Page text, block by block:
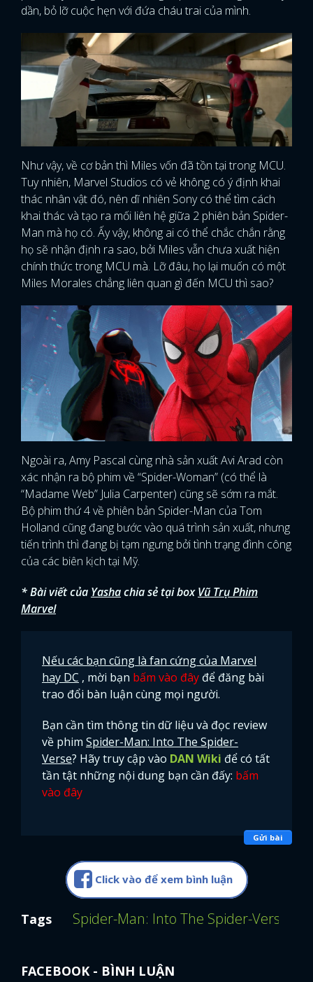
dần, bỏ lỡ cuộc hẹn với đứa cháu trai của mình.
Như vậy, về cơ bản thì Miles vốn đã tồn tại trong MCU.
Tuy nhiên, Marvel Studios có vẻ không có ý định khai
thác nhân vật đó, nên dĩ nhiên Sony có thể tìm cách
khai thác và tạo ra mối liên hệ giữa 2 phiên bản Spider-
Man mà họ có. Ấy vậy, không ai có thể chắc chắn rằng
họ sẽ nhận định ra sao, bởi Miles vẫn chưa xuất hiện
chính thức trong MCU mà. Lỡ đâu, họ lại muốn có một
Miles Morales chẳng liên quan gì đến MCU thì sao?
Ngoài ra, Amy Pascal cùng nhà sản xuất Avi Arad còn
xác nhận ra bộ phim về “Spider-Woman” (có thể là
“Madame Web” Julia Carpenter) cũng sẽ sớm ra mắt.
Bộ phim thứ 4 về phiên bản Spider-Man của Tom
Holland cũng đang bước vào quá trình sản xuất, nhưng
tiến trình thì đang bị tạm ngưng bởi tình trạng đình công
của các biên kịch tại Mỹ.
* Bài viết của Yashachia sẻ tại boxVũ Trụ Phim
Marvel
Nếu các bạn cũng là fan cứng của Marvel
hay DC , mời bạn bấm vào đây để đăng bài
trao đổi bàn luận cùng mọi người.
Bạn cần tìm thông tin dữ liệu và đọc review
về phim Spider-Man: Into The Spider-
Verse? Hãy truy cập vào DAN Wiki để có tất
tần tật những nội dung bạn cần đấy: bấm
vào đây
Gửi bài
Click vào để xem bình luận
Tags Spider-Man: Into The Spider-Verse
FACEBOOK - BÌNH LUẬN